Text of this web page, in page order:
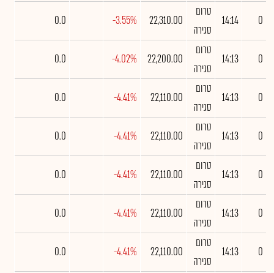
0
14:14
טרום
סגירה
22,310.00
-3.55%
0.0
0
14:13
טרום
סגירה
22,200.00
-4.02%
0.0
0
14:13
טרום
סגירה
22,110.00
-4.41%
0.0
0
14:13
טרום
סגירה
22,110.00
-4.41%
0.0
0
14:13
טרום
סגירה
22,110.00
-4.41%
0.0
0
14:13
טרום
סגירה
22,110.00
-4.41%
0.0
0
14:13
טרום
סגירה
22,110.00
-4.41%
0.0